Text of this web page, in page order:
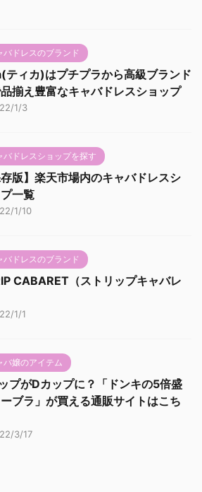
バドレスのブランド
ティカ)はプチプラから高級ブランド
揃え豊富なキャバドレスショップ
1/3
バドレスショップを探す
存版】楽天市場内のキャバドレスシ
一覧
1/10
バドレスのブランド
CABARET（ストリップキャバレ
1/1
バ嬢のアイテム
プがDカップに？「ドンキの5倍盛
ブラ」が買える通販サイトはこち
3/17